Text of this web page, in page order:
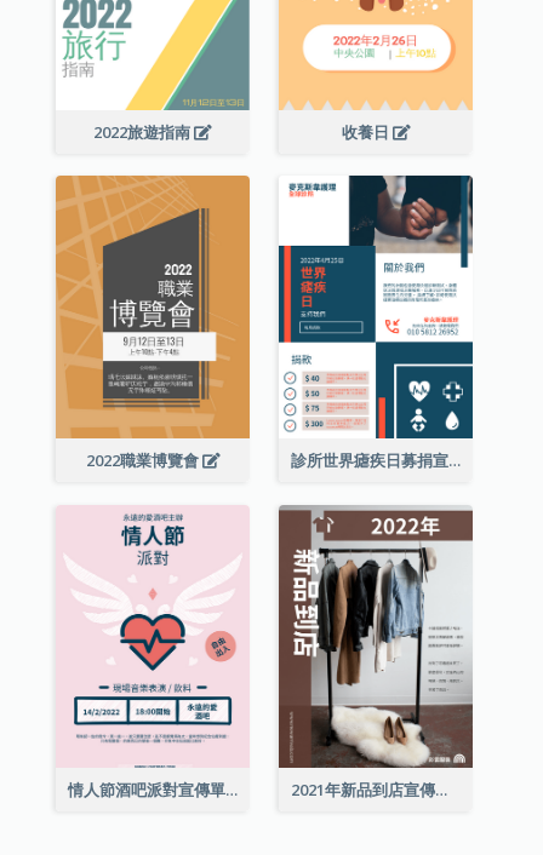
2022旅遊指南 收養日
2022職業博覽會 診所世界瘧疾日募捐宣傳單張
情人節酒吧派對宣傳單張 2021年新品到店宣傳單張